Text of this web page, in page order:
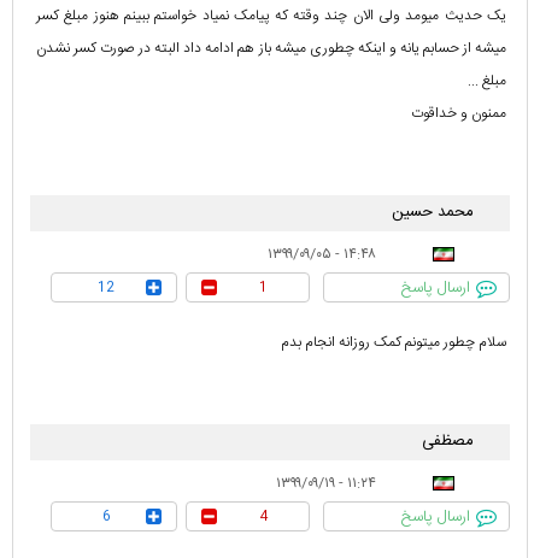
یک حدیث میومد ولی الان چند وقته که پیامک نمیاد خواستم ببینم هنوز مبلغ کسر
میشه از حسابم یانه و اینکه چطوری میشه باز هم ادامه داد البته در صورت کسر نشدن
مبلغ ...
ممنون و خداقوت
محمد حسین
۱۴:۴۸ - ۱۳۹۹/۰۹/۰۵
ارسال پاسخ 1
12
سلام چطور میتونم کمک روزانه انجام بدم
مصظفی
۱۱:۲۴ - ۱۳۹۹/۰۹/۱۹
ارسال پاسخ 4
6